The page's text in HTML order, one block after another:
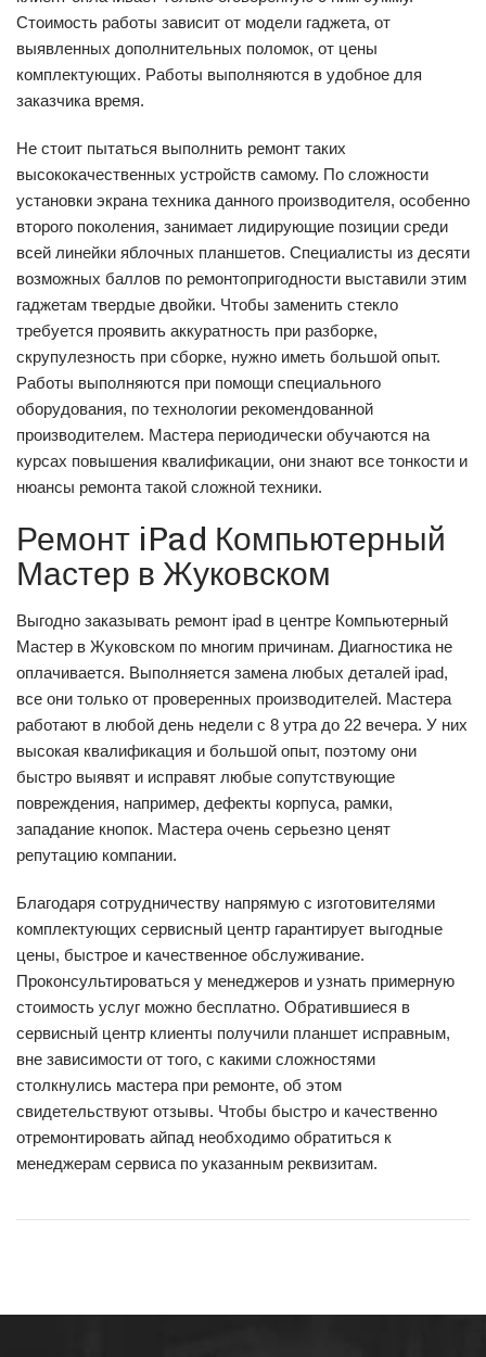
Стоимость работы зависит от модели гаджета, от
выявленных дополнительных поломок, от цены
комплектующих. Работы выполняются в удобное для
заказчика время.
Не стоит пытаться выполнить ремонт таких
высококачественных устройств самому. По сложности
установки экрана техника данного производителя, особенно
второго поколения, занимает лидирующие позиции среди
всей линейки яблочных планшетов. Специалисты из десяти
возможных баллов по ремонтопригодности выставили этим
гаджетам твердые двойки. Чтобы заменить стекло
требуется проявить аккуратность при разборке,
скрупулезность при сборке, нужно иметь большой опыт.
Работы выполняются при помощи специального
оборудования, по технологии рекомендованной
производителем. Мастера периодически обучаются на
курсах повышения квалификации, они знают все тонкости и
нюансы ремонта такой сложной техники.
Ремонт iPad Компьютерный
Мастер в Жуковском
Выгодно заказывать ремонт ipad в центре Компьютерный
Мастер в Жуковском по многим причинам. Диагностика не
оплачивается. Выполняется замена любых деталей ipad,
все они только от проверенных производителей. Мастера
работают в любой день недели с 8 утра до 22 вечера. У них
высокая квалификация и большой опыт, поэтому они
быстро выявят и исправят любые сопутствующие
повреждения, например, дефекты корпуса, рамки,
западание кнопок. Мастера очень серьезно ценят
репутацию компании.
Благодаря сотрудничеству напрямую с изготовителями
комплектующих сервисный центр гарантирует выгодные
цены, быстрое и качественное обслуживание.
Проконсультироваться у менеджеров и узнать примерную
стоимость услуг можно бесплатно. Обратившиеся в
сервисный центр клиенты получили планшет исправным,
вне зависимости от того, с какими сложностями
столкнулись мастера при ремонте, об этом
свидетельствуют отзывы. Чтобы быстро и качественно
отремонтировать айпад необходимо обратиться к
менеджерам сервиса по указанным реквизитам.